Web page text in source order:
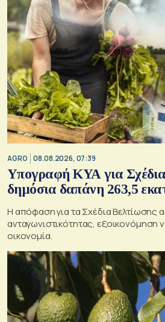
AGRO 08.08.2026, 07:39
Υπογραφή ΚΥΑ για
δημόσια δαπάνη 263,5
Η απόφαση για τα Σχέδια Βελτίωσης
ανταγωνιστικότητας, εξοικονόμηση
οικονομία.